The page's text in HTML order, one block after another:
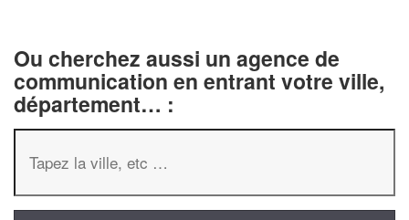
Ou cherchez aussi un agence de
communication en entrant votre ville,
département… :